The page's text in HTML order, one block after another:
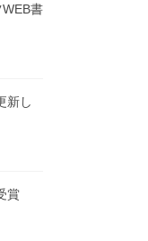
WEB書
新し
賞